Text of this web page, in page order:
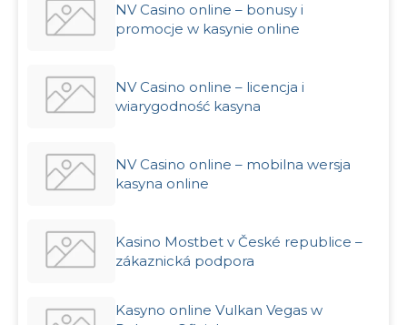
NV Casino online – bonusy i
promocje w kasynie online
NV Casino online – licencja i
wiarygodność kasyna
NV Casino online – mobilna wersja
kasyna online
Kasino Mostbet v České republice –
zákaznická podpora
Kasyno online Vulkan Vegas w